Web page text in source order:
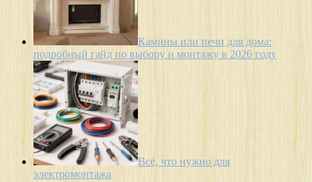
Камины или печи для дома:
подробный гайд по выбору и монтажу в 2026 году
Всё, что нужно для
электромонтажа